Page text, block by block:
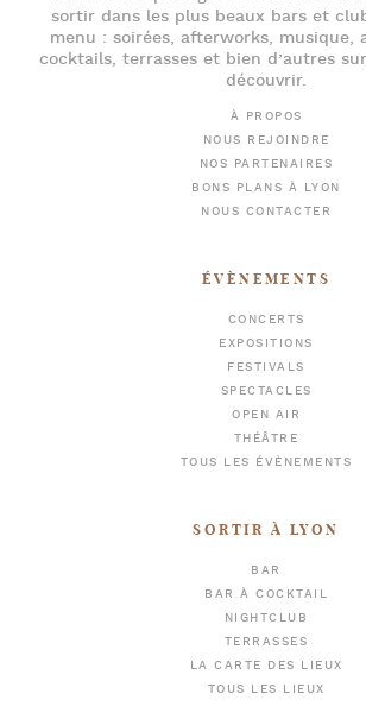
sortir dans les plus beaux bars et
menu : soirées, afterworks, musique,
cocktails, terrasses et bien d’autres
découvrir.
À PROPOS
NOUS REJOINDRE
NOS PARTENAIRES
BONS PLANS À LYON
NOUS CONTACTER
ÉVÈNEMENTS
CONCERTS
EXPOSITIONS
FESTIVALS
SPECTACLES
OPEN AIR
THÉÂTRE
TOUS LES ÉVÈNEMENTS
SORTIR À LYON
BAR
BAR À COCKTAIL
NIGHTCLUB
TERRASSES
LA CARTE DES LIEUX
TOUS LES LIEUX